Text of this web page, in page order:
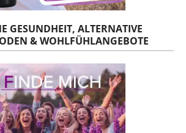
GESUNDHEIT, ALTERNATIVE
& WOHLFÜHLANGEBOTE